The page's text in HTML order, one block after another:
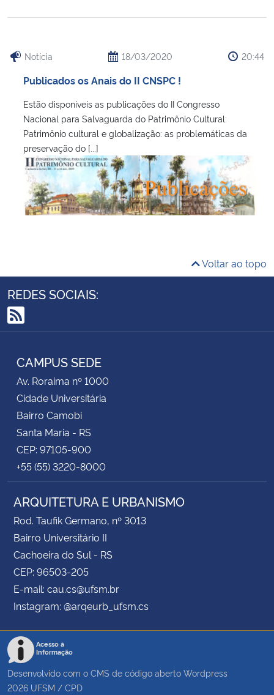
Notícia 18/03/2020 20:44
Publicados os Anais do II CNSPC !
Estão disponíveis as publicações do II Congresso
Nacional para Salvaguarda do Patrimônio Cultural:
Patrimônio cultural e globalização: as problemáticas da
preservação do [...]
Voltar ao topo
REDES SOCIAIS:
RSS
CAMPUS SEDE
Av. Roraima nº 1000
Cidade Universitária
Bairro Camobi
Santa Maria - RS
CEP: 97105-900
+55 (55) 3220-8000
ARQUITETURA E URBANISMO
Rod. Taufik Germano, nº 3013
Bairro Universitário II
Cachoeira do Sul - RS
CEP: 96503-205
E-mail: cau.cs@ufsm.br
Instagram: @arqeurb_ufsm.cs
Acesso à
Informação
Desenvolvido com o CMS de código aberto Wordpress
2026 UFSM / CPD